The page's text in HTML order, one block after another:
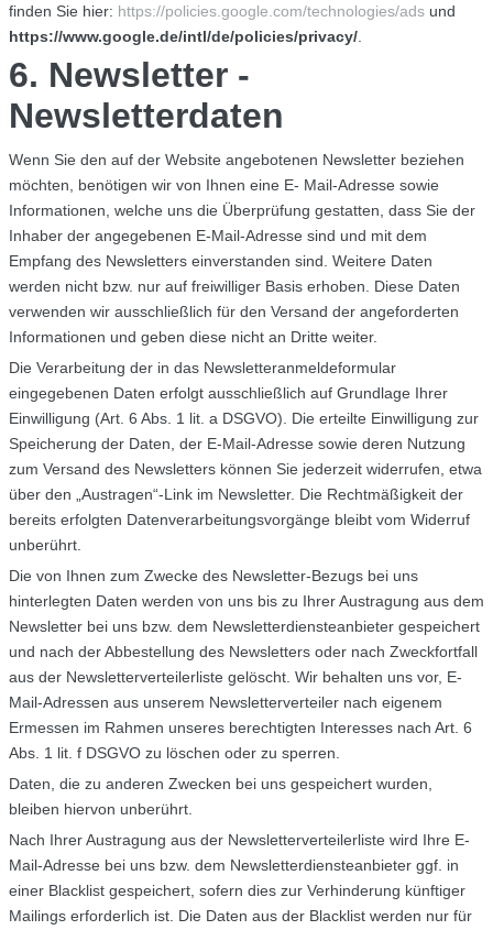
finden Sie hier: https://policies.google.com/technologies/adsund
https://www.google.de/intl/de/policies/privacy/.
6. Newsletter -
Newsletterdaten
Wenn Sie den auf der Website angebotenen Newsletter beziehen
möchten, benötigen wir von Ihnen eine E- Mail-Adresse sowie
Informationen, welche uns die Überprüfung gestatten, dass Sie der
Inhaber der angegebenen E-Mail-Adresse sind und mit dem
Empfang des Newsletters einverstanden sind. Weitere Daten
werden nicht bzw. nur auf freiwilliger Basis erhoben. Diese Daten
verwenden wir ausschließlich für den Versand der angeforderten
Informationen und geben diese nicht an Dritte weiter.
Die Verarbeitung der in das Newsletteranmeldeformular
eingegebenen Daten erfolgt ausschließlich auf Grundlage Ihrer
Einwilligung (Art. 6 Abs. 1 lit. a DSGVO). Die erteilte Einwilligung zur
Speicherung der Daten, der E-Mail-Adresse sowie deren Nutzung
zum Versand des Newsletters können Sie jederzeit widerrufen, etwa
über den „Austragen“-Link im Newsletter. Die Rechtmäßigkeit der
bereits erfolgten Datenverarbeitungsvorgänge bleibt vom Widerruf
unberührt.
Die von Ihnen zum Zwecke des Newsletter-Bezugs bei uns
hinterlegten Daten werden von uns bis zu Ihrer Austragung aus dem
Newsletter bei uns bzw. dem Newsletterdiensteanbieter gespeichert
und nach der Abbestellung des Newsletters oder nach Zweckfortfall
aus der Newsletterverteilerliste gelöscht. Wir behalten uns vor, E-
Mail-Adressen aus unserem Newsletterverteiler nach eigenem
Ermessen im Rahmen unseres berechtigten Interesses nach Art. 6
Abs. 1 lit. f DSGVO zu löschen oder zu sperren.
Daten, die zu anderen Zwecken bei uns gespeichert wurden,
bleiben hiervon unberührt.
Nach Ihrer Austragung aus der Newsletterverteilerliste wird Ihre E-
Mail-Adresse bei uns bzw. dem Newsletterdiensteanbieter ggf. in
einer Blacklist gespeichert, sofern dies zur Verhinderung künftiger
Mailings erforderlich ist. Die Daten aus der Blacklist werden nur für